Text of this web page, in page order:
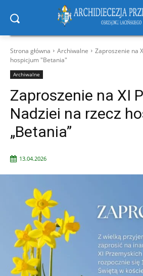
Strona główna Archiwalne
Zaproszenie na
hospicjum "Betania"
Archiwalne
Zaproszenie na XI
Nadziei na rzecz
„Betania”
13.04.2026